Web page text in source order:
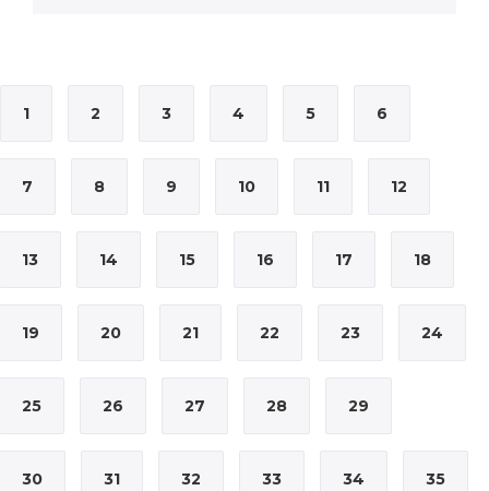
1 2 3 4 5 6
7 8 9 10 11 12
13 14 15 16 17 18
19 20 21 22 23 24
25 26 27 28 29
30 31 32 33 34 35